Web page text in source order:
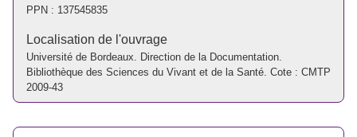
PPN : 137545835
Localisation de l'ouvrage
Université de Bordeaux. Direction de la Documentation.
Bibliothèque des Sciences du Vivant et de la Santé. Cote : CMTP
2009-43